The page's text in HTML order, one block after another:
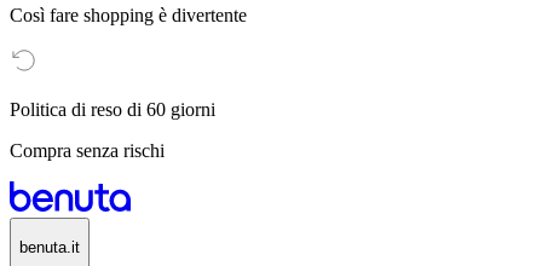
Così fare shopping è divertente
Politica di reso di 60 giorni
Compra senza rischi
benuta.it